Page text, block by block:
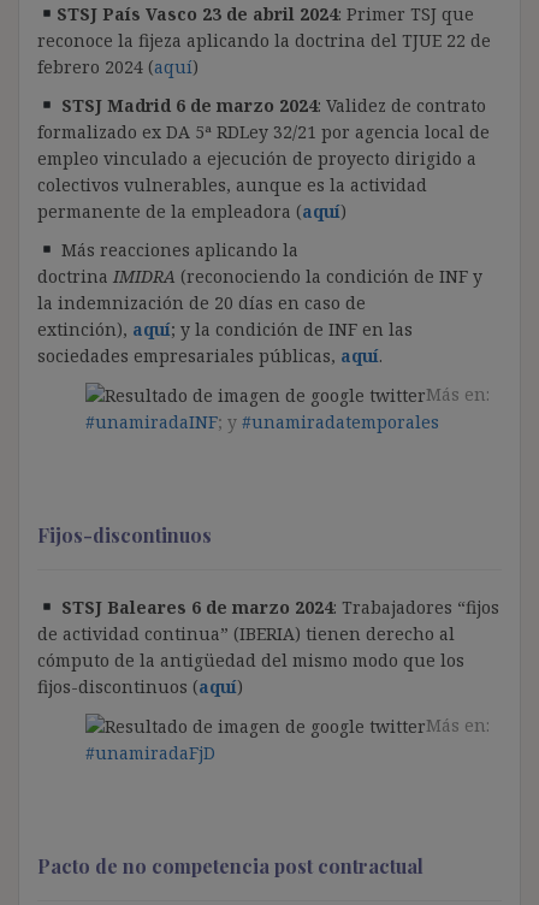
STSJ País Vasco 23 de abril 2024: Primer TSJ que
reconoce la fijeza aplicando la doctrina del TJUE 22 de
febrero 2024 (aquí)
STSJ Madrid 6 de marzo 2024: Validez de contrato
formalizado ex DA 5ª RDLey 32/21 por agencia local de
empleo vinculado a ejecución de proyecto dirigido a
colectivos vulnerables, aunque es la actividad
permanente de la empleadora (aquí)
Más reacciones aplicando la
doctrina IMIDRA (reconociendo la condición de INF y
la indemnización de 20 días en caso de
extinción), aquí; y la condición de INF en las
sociedades empresariales públicas, aquí.
Más en:
#unamiradaINF; y #unamiradatemporales
Fijos-discontinuos
STSJ Baleares 6 de marzo 2024: Trabajadores “fijos
de actividad continua” (IBERIA) tienen derecho al
cómputo de la antigüedad del mismo modo que los
fijos-discontinuos (aquí)
Más en:
#unamiradaFjD
Pacto de no competencia post contractual